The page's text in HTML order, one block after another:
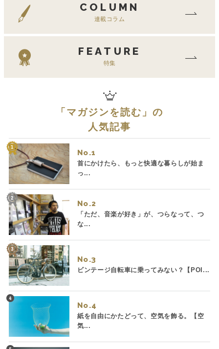
COLUMN
連載コラム
FEATURE
特集
「 マガジンを読む 」の
人気記事
No.
首にかけたら、もっと快適な暮らしが始ま
っ...
No.
「ただ、音楽が好き」が、つらなって、つ
な...
No.
ビンテージ自転車に乗ってみない？【POI...
No.
紙を自由にかたどって、空気を飾る。【空
気...